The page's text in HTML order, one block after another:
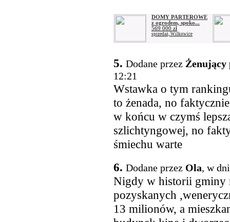
DOMY PARTEROWE
z ogrodem, spoko...
569 000 zł
sprzedaż, Wilkowice
5. Dodane przez Żenujący
12:21
Wstawka o tym
to żenada, no
w końcu w czymś
szlichtyngowej, no
śmiechu warte
6. Dodane przez Ola, w
Nigdy w historii gminy
pozyskanych
13 milionów, a